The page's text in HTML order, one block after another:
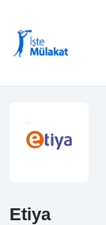
Etiya